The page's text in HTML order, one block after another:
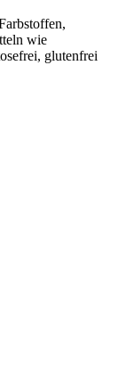
wie
glutenfrei